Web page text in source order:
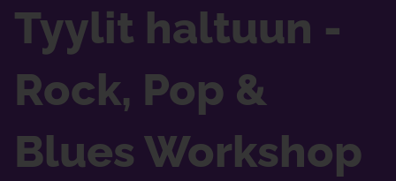
Tyylit haltuun -
Rock, Pop &
Blues Workshop